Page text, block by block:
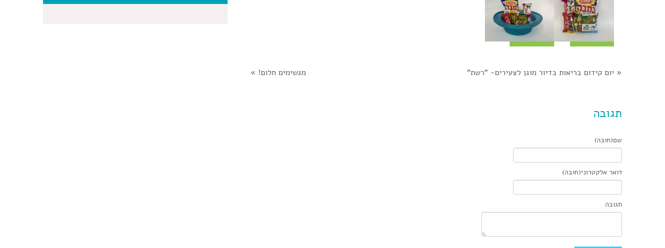
« יום קידום בריאות בדיור מוגן לצעירים- "רשת" מגשימים חלום! »
תגובה
שם(חובה)
דואר אלקטרוני(חובה)
תגובה